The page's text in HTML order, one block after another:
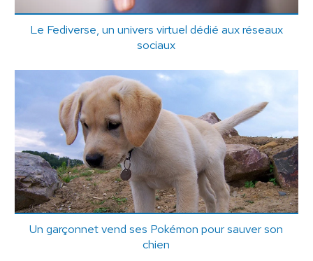
Le Fediverse, un univers virtuel dédié aux réseaux
sociaux
Un garçonnet vend ses Pokémon pour sauver son
chien